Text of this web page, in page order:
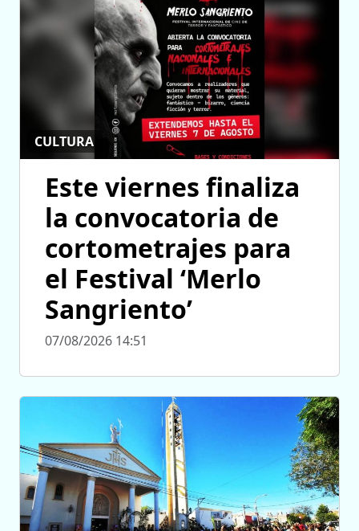
CULTURA
Este viernes finaliza
la convocatoria de
cortometrajes para
el Festival ‘Merlo
Sangriento’
07/08/2026 14:51